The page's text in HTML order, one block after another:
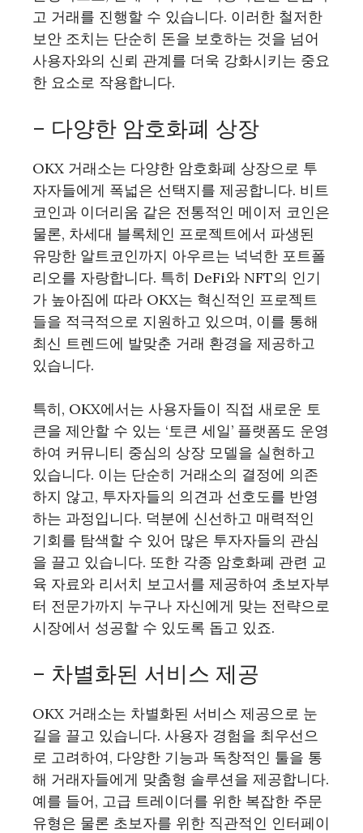
고 거래를 진행할 수 있습니다. 이러한 철저한
보안 조치는 단순히 돈을 보호하는 것을 넘어
사용자와의 신뢰 관계를 더욱 강화시키는 중요
한 요소로 작용합니다.
– 다양한 암호화폐 상장
OKX 거래소는 다양한 암호화폐 상장으로 투
자자들에게 폭넓은 선택지를 제공합니다. 비트
코인과 이더리움 같은 전통적인 메이저 코인은
물론, 차세대 블록체인 프로젝트에서 파생된
유망한 알트코인까지 아우르는 넉넉한 포트폴
리오를 자랑합니다. 특히 DeFi와 NFT의 인기
가 높아짐에 따라 OKX는 혁신적인 프로젝트
들을 적극적으로 지원하고 있으며, 이를 통해
최신 트렌드에 발맞춘 거래 환경을 제공하고
있습니다.
특히, OKX에서는 사용자들이 직접 새로운 토
큰을 제안할 수 있는 ‘토큰 세일’ 플랫폼도 운영
하여 커뮤니티 중심의 상장 모델을 실현하고
있습니다. 이는 단순히 거래소의 결정에 의존
하지 않고, 투자자들의 의견과 선호도를 반영
하는 과정입니다. 덕분에 신선하고 매력적인
기회를 탐색할 수 있어 많은 투자자들의 관심
을 끌고 있습니다. 또한 각종 암호화폐 관련 교
육 자료와 리서치 보고서를 제공하여 초보자부
터 전문가까지 누구나 자신에게 맞는 전략으로
시장에서 성공할 수 있도록 돕고 있죠.
– 차별화된 서비스 제공
OKX 거래소는 차별화된 서비스 제공으로 눈
길을 끌고 있습니다. 사용자 경험을 최우선으
로 고려하여, 다양한 기능과 독창적인 툴을 통
해 거래자들에게 맞춤형 솔루션을 제공합니다.
예를 들어, 고급 트레이더를 위한 복잡한 주문
유형은 물론 초보자를 위한 직관적인 인터페이